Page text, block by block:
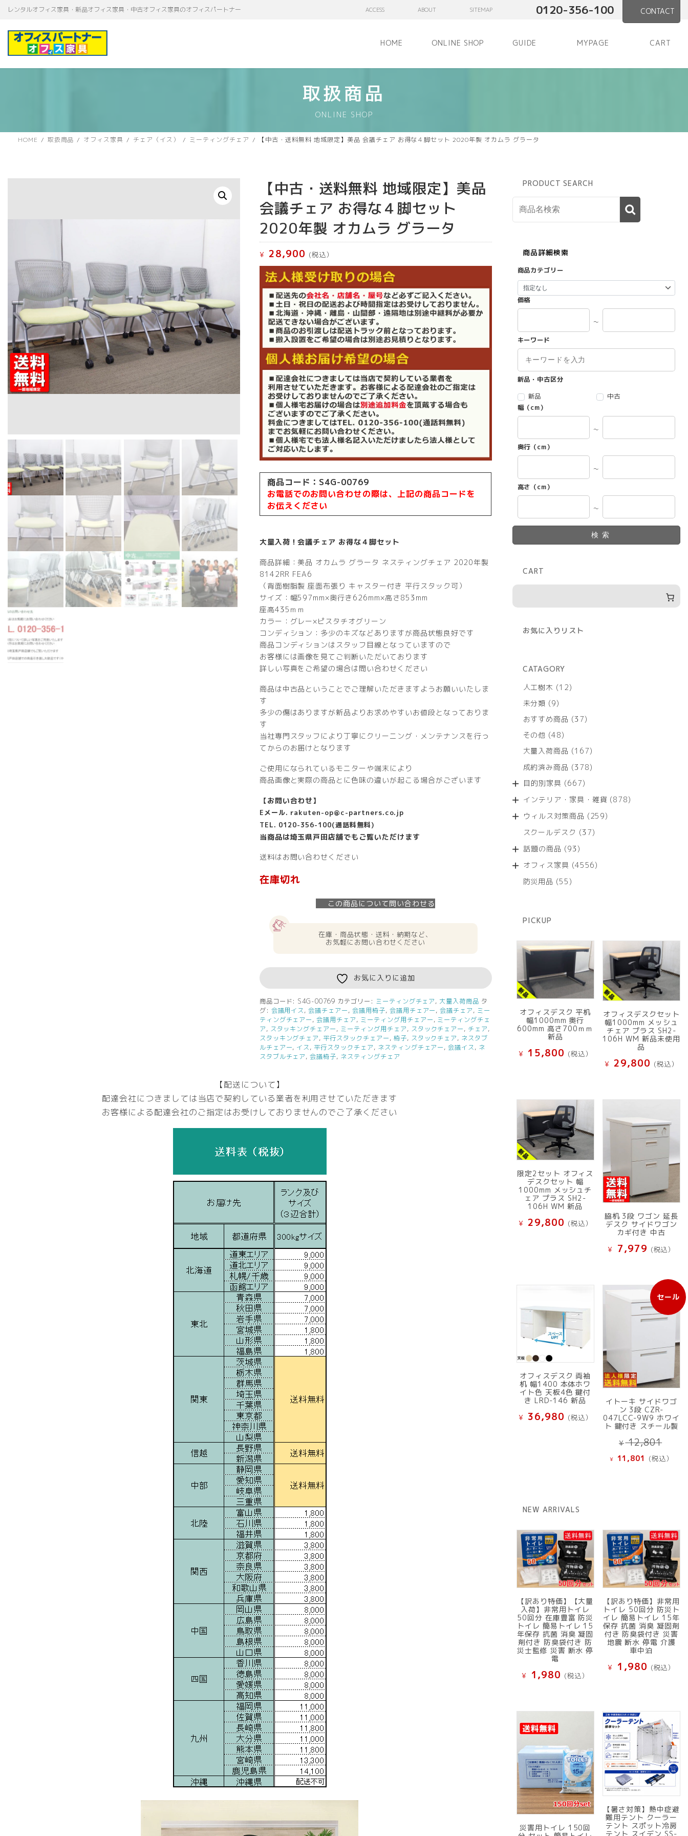
テ
ゲ
レンタルオフィス家具・新品オフィス家具・中古オフィス家具のオフィスパートナー ACCESS ABOUT SITEMAP 0120-356-100 CONTACT
HOME ONLINE SHOP GUIDE MYPAGE CART
取扱商品
ONLINE SHOP
HOME 取扱商品 オフィス家具 チェア（イス） ミーティングチェア 【中古・送料無料 地域限定】美品 会議チェア お得な４脚セット 2020年製 オカムラ グラータ
【中古・送料無料 地域限定】美品
会議チェア お得な４脚セット
2020年製 オカムラ グラータ
¥ 28,900 (税込）
商品コード：S4G-00769
お電話でのお問い合わせの際は、上記の商品コードを
お伝えください
大量入荷！会議チェア お得な４脚セット
商品詳細：美品 オカムラ グラータ ネスティングチェア 2020年製
8142RR FEA6
（背面樹脂製 座面布張り キャスター付き 平行スタック可）
サイズ：幅597mm×奥行き626mm×高さ853mm
座高435ｍｍ
カラー：グレー×ピスタチオグリーン
コンディション：多少のキズなどありますが商品状態良好です
商品コンディションはスタッフ目線となっていますので
お客様には画像を見てご判断いただいております
詳しい写真をご希望の場合は問い合わせください
商品は中古品ということでご理解いただきますようお願いいたしま
す
多少の傷はありますが新品よりお求めやすいお値段となっておりま
す
当社専門スタッフにより丁寧にクリーニング・メンテナンスを行っ
てからのお届けとなります
ご使用になられているモニターや端末により
商品画像と実際の商品とに色味の違いが起こる場合がございます
【お問い合わせ】
Eメール. rakuten-op@c-partners.co.jp
TEL. 0120-356-100(通話料無料)
当商品は埼玉県戸田店舗でもご覧いただけます
送料はお問い合わせください
在庫切れ
この商品について問い合わせる
在庫・商品状態・送料・納期など、
お気軽にお問い合わせください
お気に入りに追加
商品コード: S4G-00769 カテゴリー: ミーティングチェア, 大量入荷商品 タ
グ: 会議用イス,会議チェアー, 会議用椅子, 会議用チェアー,会議チェア, ミー
ティングチェアー,会議用チェア, ミーティング用チェアー, ミーティングチェ
ア, スタッキングチェアー, ミーティング用チェア, スタックチェアー, チェア,
スタッキングチェア, 平行スタックチェアー, 椅子, スタックチェア, ネスタブ
ルチェアー, イス, 平行スタックチェア, ネスティングチェアー,会議イス, ネ
スタブルチェア,会議椅子, ネスティングチェア
【配送について】
配達会社につきましては当店で契約している業者を利用させていただきます
お客様による配達会社のご指定はお受けしておりませんのでご了承ください
PRODUCT SEARCH
商品詳細検索
商品カテゴリー
価格
～
キーワード
新品・中古区分
新品
中古
幅（cm）
～
奥行（cm）
～
高さ（cm）
～
検索
CART
お気に入りリスト
CATAGORY
人工樹木
1212
商
未分類 99
の
商
おすすめ商品 3737
商
その他 4848
の
商
大量入荷商品 167167
の
成約済み商品 378378
商
目的別家具 667667
の
商
インテリア・家具・雑貨 878878
ウィルス対策商品 259259
スクールデスク 3737
商
話題の商品 9393
の
オフィス家具 45564556
防災用品 5555
PICKUP
オフィスデスク 平机
幅1000mm 奥行
600mm 高さ700ｍｍ
新品
¥ 15,800 (税込）
オフィスデスクセット
幅1000mm メッシュ
チェア プラス SH2-
106H WM 新品未使用
品
¥ 29,800 (税込）
限定2セット オフィス
デスクセット 幅
1000mm メッシュチ
ェア プラス SH2-
106H WM 新品
¥ 29,800 (税込）
脇机 3段 ワゴン 延長
デスク サイドワゴン
カギ付き 中古
¥ 7,979 (税込）
オフィスデスク 両袖
机 幅1400 本体ホワ
イト色 天板4色 鍵付
き LRD-146 新品
¥ 36,980 (税込）
セール
販
売
中
品
イトーキ サイドワゴ
ン 3段 CZR-
047LCC-9W9 ホワイ
ト 鍵付き スチール製
¥12,801
の
価
た。
¥ 11,801 現
で
す。
(税込）
NEW ARRIVALS
【訳あり特価】【大量
入荷】非常用トイレ
50回分 在庫豊富 防災
トイレ 簡易トイレ 15
年保存 抗菌 消臭 凝固
剤付き 防臭袋付き 防
災士監修 災害 断水 停
電
¥ 1,980 (税込）
【訳あり特価】非常用
トイレ 50回分 防災ト
イレ 簡易トイレ 15年
保存 抗菌 消臭 凝固剤
付き 防臭袋付き 災害
地震 断水 停電 介護
車中泊
¥ 1,980 (税込）
災害用トイレ 150回
【暑さ対策】熱中症避
難用テント クーラー
テント スポット冷房
テント スイデン SS-